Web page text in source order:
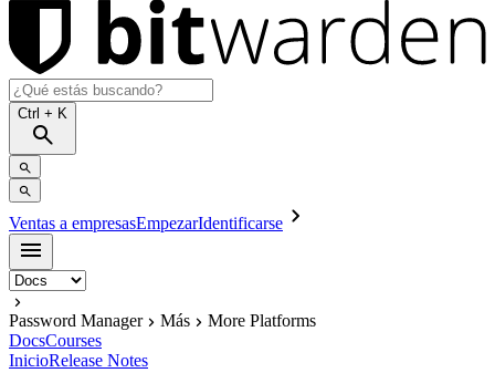
Ctrl + K
Ventas a empresasEmpezarIdentificarse
Password Manager Más
More Platforms
DocsCourses
InicioRelease Notes